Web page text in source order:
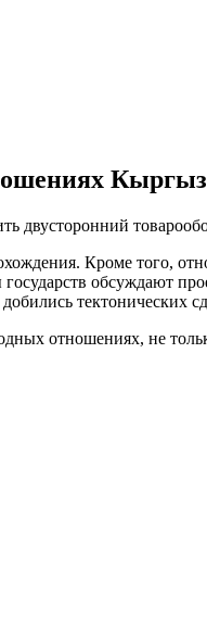
двусторонний
Кроме того,
обсуждают
тектонических
отношениях, не